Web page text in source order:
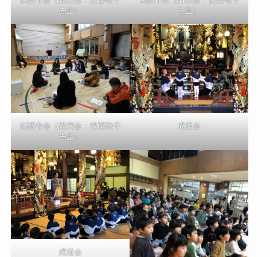
先生）
先生）
保護者会（講演会：後藤敬子
先生）
成道会
成道会